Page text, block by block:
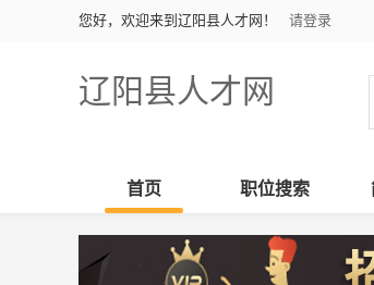
您好，欢迎来到辽阳县人才网！ 请登录
辽阳县人才网
首页 职位搜索